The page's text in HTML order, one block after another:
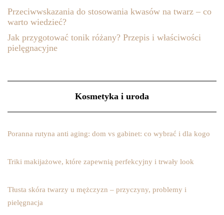
Przeciwwskazania do stosowania kwasów na twarz – co
warto wiedzieć?
Jak przygotować tonik różany? Przepis i właściwości
pielęgnacyjne
Kosmetyka i uroda
Poranna rutyna anti aging: dom vs gabinet: co wybrać i dla kogo
Triki makijażowe, które zapewnią perfekcyjny i trwały look
Tłusta skóra twarzy u mężczyzn – przyczyny, problemy i
pielęgnacja